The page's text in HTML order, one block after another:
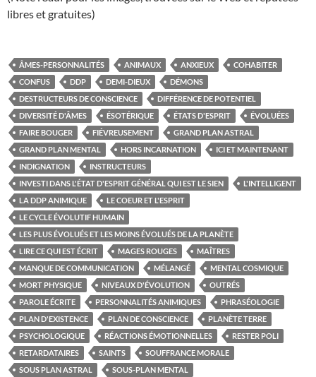
libres et gratuites)
ÂMES-PERSONNALITÉS ANIMAUX ANXIEUX
COHABITER
CONFUS
DDP DEMI-DIEUX
DÉMONS
DESTRUCTEURS DE CONSCIENCE
DIFFÉRENCE DE POTENTIEL
DIVERSITÉ D'ÂMES
ÉSOTÉRIQUE ÉTATS D'ESPRIT
ÉVOLUÉES
FAIRE BOUGER
FIÉVREUSEMENT
GRAND PLAN ASTRAL
GRAND PLAN MENTAL
HORS INCARNATION
ICI ET MAINTENANT
INDIGNATION
INSTRUCTEURS
INVESTI DANS L'ÉTAT D'ESPRIT GÉNÉRAL QUI EST LE SIEN
L'INTELLIGENT
LA DDP ANIMIQUE
LE COEUR ET L'ESPRIT
LE CYCLE ÉVOLUTIF HUMAIN
LES PLUS ÉVOLUÉS ET LES MOINS ÉVOLUÉS DE LA PLANÈTE
LIRE CE QUI EST ÉCRIT
MAGES ROUGES
MAÎTRES
MANQUE DE COMMUNICATION
MÉLANGÉ
MENTAL COSMIQUE
MORT PHYSIQUE
NIVEAUX D'ÉVOLUTION
OUTRÉS
PAROLE ÉCRITE
PERSONNALITÉS ANIMIQUES
PHRASÉOLOGIE
PLAN D'EXISTENCE
PLAN DE CONSCIENCE
PLANÈTE TERRE
PSYCHOLOGIQUE
RÉACTIONS ÉMOTIONNELLES
RESTER POLI
RETARDATAIRES
SAINTS
SOUFFRANCE MORALE
SOUS PLAN ASTRAL
SOUS-PLAN MENTAL